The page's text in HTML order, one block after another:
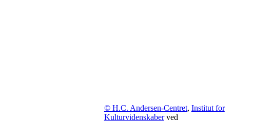
© H.C. Andersen-Centret, Institut for
Kulturvidenskaberved